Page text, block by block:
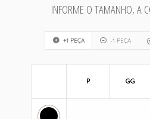
INFORME O TAMANHO, A
+1 PEÇA -1 PEÇA
P GG